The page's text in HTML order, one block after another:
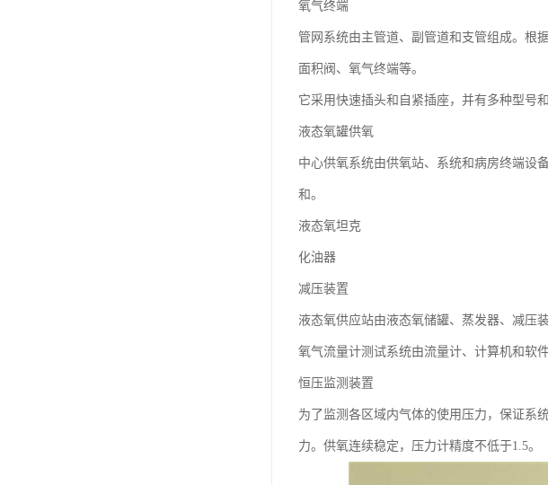
氧气终端
管网系统由主管道、副管道和支管组成。根
面积阀、氧气终端等。
它采用快速插头和自紧插座，并有多种型号
液态氧罐供氧
中心供氧系统由供氧站、系统和病房终端设
和。
液态氧坦克
化油器
减压装置
液态氧供应站由液态氧储罐、蒸发器、减压
氧气流量计测试系统由流量计、计算机和软
恒压监测装置
为了监测各区域内气体的使用压力，保证系
力。供氧连续稳定，压力计精度不低于1.5。